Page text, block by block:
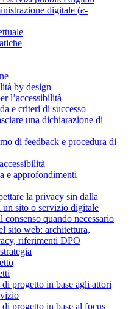
digitale (e-
by design
l’accessibilità
e criteri di successo
una dichiarazione di
di feedback e procedura di
e approfondimenti
la privacy sin dalla
un sito o servizio digitale
quando necessario
sito web: architettura,
riferimenti DPO
progetto in base agli attori
progetto in base al focus